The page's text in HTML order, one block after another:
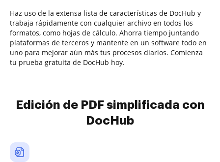
Haz uso de la extensa lista de características de DocHub y
trabaja rápidamente con cualquier archivo en todos los
formatos, como hojas de cálculo. Ahorra tiempo juntando
plataformas de terceros y mantente en un software todo en
uno para mejorar aún más tus procesos diarios. Comienza
tu prueba gratuita de DocHub hoy.
Edición de PDF simplificada con
DocHub